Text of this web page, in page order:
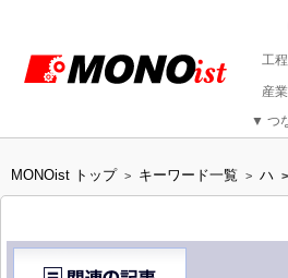
▼ つ
MONOist トップ > キーワード一覧 > ハ >